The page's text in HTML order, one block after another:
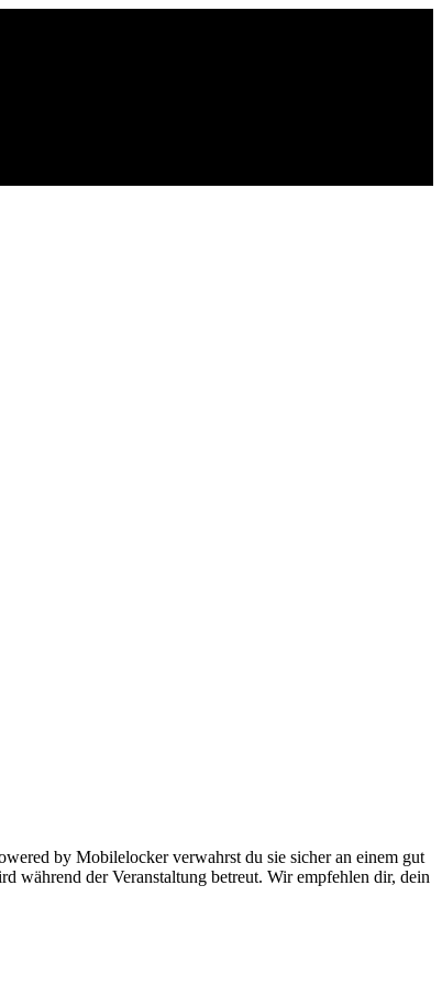
by Mobilelocker verwahrst du sie sicher an einem gut
während der Veranstaltung betreut. Wir empfehlen dir, dein